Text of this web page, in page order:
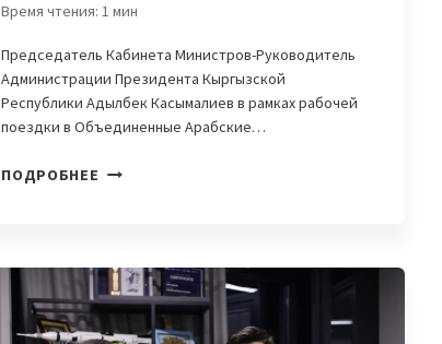
Время чтения: 1мин
Председатель Кабинета Министров-Руководитель
Администрации Президента Кыргызской
Республики Адылбек Касымалиев в рамках рабочей
поездки в Объединенные Арабские…
ПОДРОБНЕЕ GOOGLE
С
КЫРГЫЗСТАНОМ